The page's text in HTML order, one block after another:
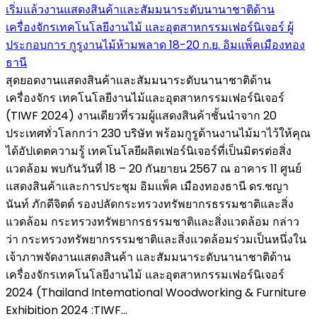
เริ่มแล้วงานแสดงสินค้าและสัมมนาระดับนานาชาติด้าน
เครื่องจักรเทคโนโลยีงานไม้ และอุตสาหกรรมเฟอร์นิเจอร์ ผู้
ประกอบการ กูรูงานไม้ห้ามพลาด 18-20 ก.ย. อิมแพ็คเมืองทอง
ธานี
สุดยอดงานแสดงสินค้าและสัมมนาระดับนานาชาติด้าน
เครื่องจักร เทคโนโลยีงานไม้และอุตสาหกรรมเฟอร์นิเจอร์
(TIWF 2024) งานเดียวที่รวมผู้แสดงสินค้าชั้นนำจาก 20
ประเทศทั่วโลกกว่า 230 บริษัท พร้อมกูรูด้านงานไม้มาไว้ให้คุณ
ได้อัปเดตความรู้ เทคโนโลยีผลิตเฟอร์นิเจอร์ที่เป็นมิตรต่อสิ่ง
แวดล้อม พบกันวันที่ 18 – 20 กันยายน 2567 ณ อาคาร 11 ศูนย์
แสดงสินค้าและการประชุม อิมแพ็ค เมืองทองธานี ดร.ชญา
นันท์ ภักดีจิตต์ รองปลัดกระทรวงทรัพยากรธรรมชาติและสิ่ง
แวดล้อม กระทรวงทรัพยากรธรรมชาติและสิ่งแวดล้อม กล่าว
ว่า กระทรวงทรัพยากรรรมชาติและสิ่งแวดล้อมร่วมเป็นหนึ่งใน
เจ้าภาพจัดงานแสดงสินค้า และสัมมนาระดับนานาชาติด้าน
เครื่องจักรเทคโนโลยีงานไม้ และอุตสาหกรรมเฟอร์นิเจอร์
2024 (Thailand Intemational Woodworking & Furniture
Exhibition 2024 :TIWF...